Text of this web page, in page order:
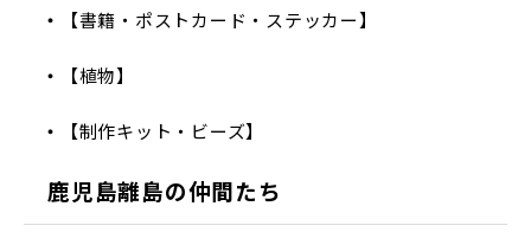
【書籍・ポストカード・ステッカー】
【植物】
【制作キット・ビーズ】
鹿児島離島の仲間たち